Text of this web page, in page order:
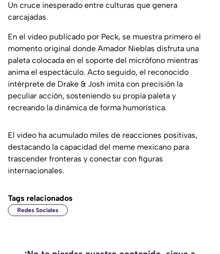
Un cruce inesperado entre culturas que genera
carcajadas.
En el video publicado por Peck, se muestra primero el
momento original donde Amador Nieblas disfruta una
paleta colocada en el soporte del micrófono mientras
anima el espectáculo. Acto seguido, el reconocido
intérprete de Drake & Josh imita con precisión la
peculiar acción, sosteniendo su propia paleta y
recreando la dinámica de forma humorística.
El video ha acumulado miles de reacciones positivas,
destacando la capacidad del meme mexicano para
trascender fronteras y conectar con figuras
internacionales.
Tags relacionados
Redes Sociales